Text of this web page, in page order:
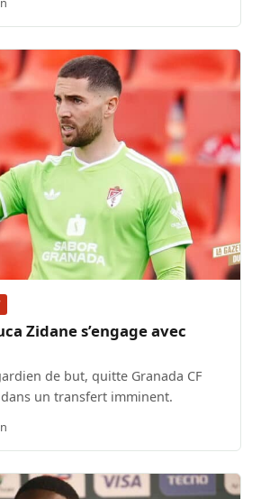
Zidane s’engage avec
de but, quitte Granada CF
un transfert imminent.